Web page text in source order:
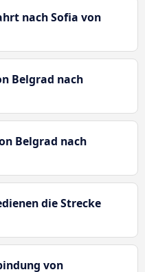
nach Sofia von
Belgrad nach
Belgrad nach
die Strecke
von